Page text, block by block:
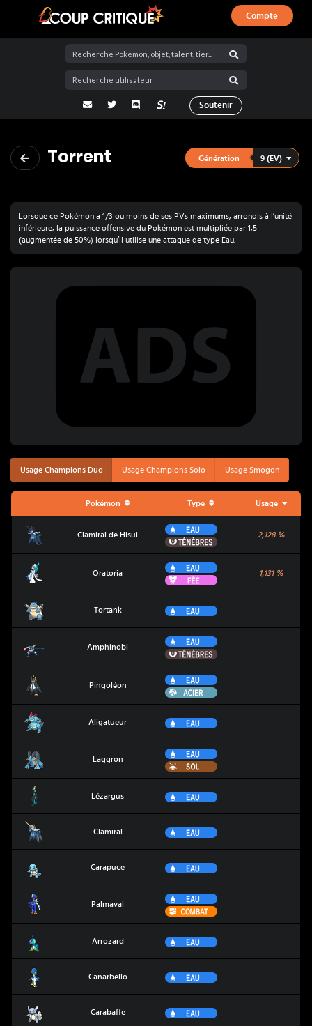
Coup Critique
Compte
adresse email
Twitter Discord La Salty Room sur Pokémon
Soutenir
Torrent Génération 9 (EV)
Lorsque ce Pokémon a 1/3 ou moins de ses PVs maximums, arrondis à l’unité
inférieure, la puissance offensive du Pokémon est multipliée par 1,5
(augmentée de 50%) lorsqu’il utilise une attaque de type Eau.
Usage Champions Duo Usage Champions Solo Usage Smogon
Pokémon Type Usage
Clamiral de Hisui
Eau
Ténèbres
2,128%
Oratoria
Eau
Fée
1,131%
Tortank Eau
Amphinobi
Eau
Ténèbres
Pingoléon
Eau
Acier
Aligatueur Eau
Laggron
Eau
Sol
Lézargus Eau
Clamiral Eau
Carapuce Eau
Palmaval
Eau
Combat
Arrozard Eau
Canarbello Eau
Carabaffe Eau